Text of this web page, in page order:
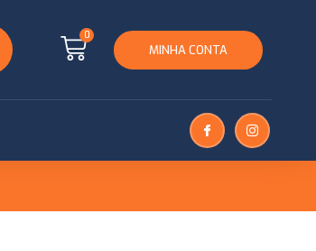
0
MINHA CONTA